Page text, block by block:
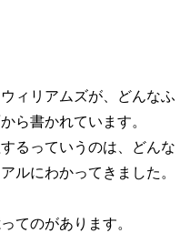
ィリアムズが、どんなふ
ら書かれています。
るっていうのは、どんな
ルにわかってきました。
てのがあります。